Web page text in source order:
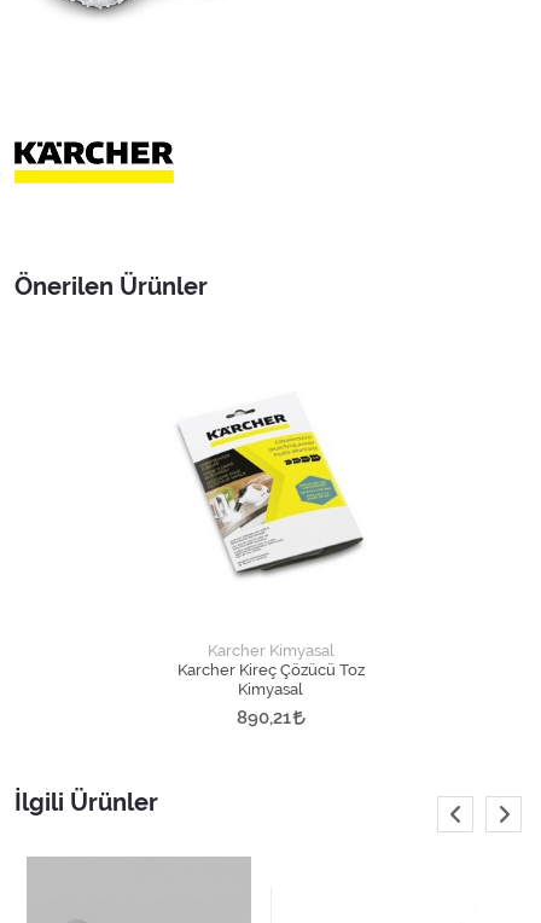
Önerilen Ürünler
Karcher Kimyasal
Karcher Kireç Çözücü Toz
Kimyasal
890,21
İlgili Ürünler